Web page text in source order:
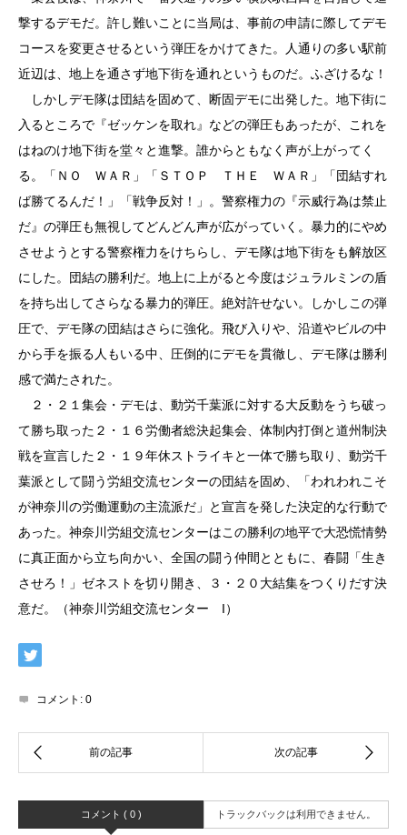
撃するデモだ。許し難いことに当局は、事前の申請に際してデモ
コースを変更させるという弾圧をかけてきた。人通りの多い駅前
近辺は、地上を通さず地下街を通れというものだ。ふざけるな！
しかしデモ隊は団結を固めて、断固デモに出発した。地下街に
入るところで『ゼッケンを取れ』などの弾圧もあったが、これを
はねのけ地下街を堂々と進撃。誰からともなく声が上がってく
る。「ＮＯ ＷＡＲ」「ＳＴＯＰ ＴＨＥ ＷＡＲ」「団結すれ
ば勝てるんだ！」「戦争反対！」。警察権力の『示威行為は禁止
だ』の弾圧も無視してどんどん声が広がっていく。暴力的にやめ
させようとする警察権力をけちらし、デモ隊は地下街をも解放区
にした。団結の勝利だ。地上に上がると今度はジュラルミンの盾
を持ち出してさらなる暴力的弾圧。絶対許せない。しかしこの弾
圧で、デモ隊の団結はさらに強化。飛び入りや、沿道やビルの中
から手を振る人もいる中、圧倒的にデモを貫徹し、デモ隊は勝利
感で満たされた。
２・２１集会・デモは、動労千葉派に対する大反動をうち破っ
て勝ち取った２・１６労働者総決起集会、体制内打倒と道州制決
戦を宣言した２・１９年休ストライキと一体で勝ち取り、動労千
葉派として闘う労組交流センターの団結を固め、「われわれこそ
が神奈川の労働運動の主流派だ」と宣言を発した決定的な行動で
あった。神奈川労組交流センターはこの勝利の地平で大恐慌情勢
に真正面から立ち向かい、全国の闘う仲間とともに、春闘「生き
させろ！」ゼネストを切り開き、３・２０大結集をつくりだす決
意だ。（神奈川労組交流センター I）
コメント: 0
コメント ( 0 ) トラックバックは利用できません。